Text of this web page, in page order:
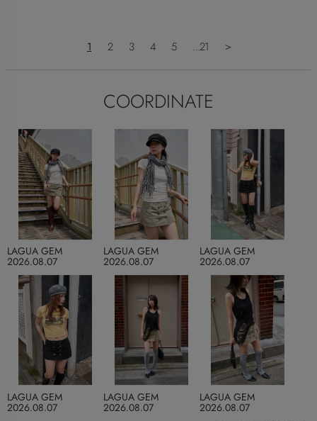
1 2 3 4 5 ...21 ＞
COORDINATE
2026.08.07
LAGUA GEM
2026.08.07
LAGUA GEM
2026.08.07
LAGUA GEM
2026.08.07
LAGUA GEM
2026.08.07
LAGUA GEM
2026.08.07
LAGUA GEM